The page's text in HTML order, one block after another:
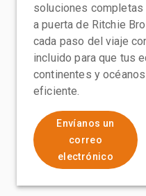
soluciones
a puerta de Ritchie
cada paso del viaje
incluido para que tus
continentes y
eficiente.
Envíanos un
correo
electrónico